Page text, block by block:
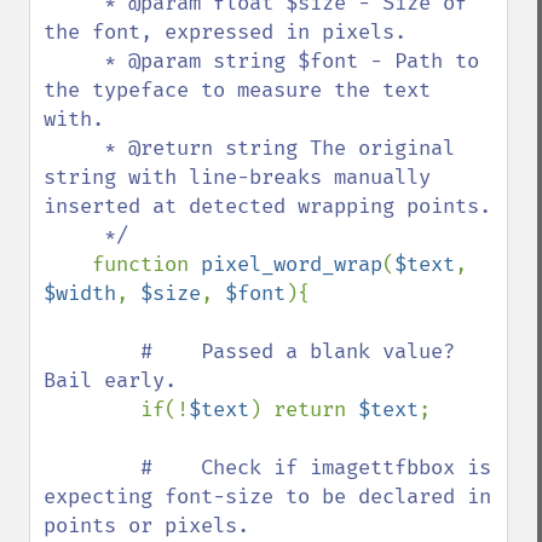
the font, expressed in pixels.
the typeface to measure the text
with.
string with line-breaks manually
inserted at detected wrapping points.
function pixel_word_wrap($text
$width, $size, $font ){
#    Passed a blank value?
Bail early.
if(!$text ) return $text;
#    Check if imagettfbbox is
expecting font-size to be declared in
points or pixels.